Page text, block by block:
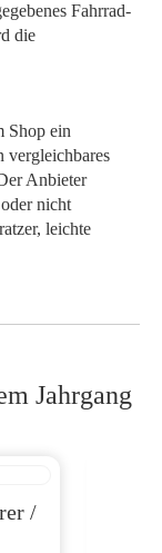
Fahrrad-
die
Shop ein
vergleichbares
Anbieter
nicht
leichte
Jahrgang
/